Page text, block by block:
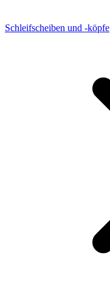
Schleifscheiben und -köpfe